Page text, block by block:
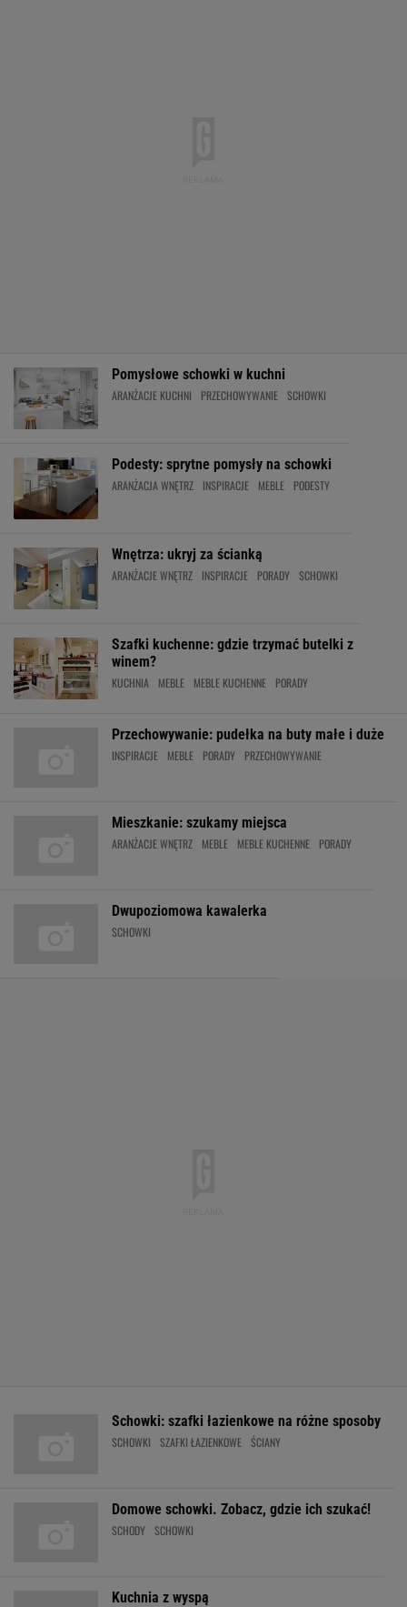
Pomysłowe schowki w kuchni
ARANŻACJE KUCHNI PRZECHOWYWANIE SCHOWKI
Podesty: sprytne pomysły na schowki
ARANŻACJA WNĘTRZ INSPIRACJE MEBLE PODESTY
Wnętrza: ukryj za ścianką
ARANŻACJE WNĘTRZ INSPIRACJE PORADY SCHOWKI
Szafki kuchenne: gdzie trzymać butelki z
winem?
KUCHNIA MEBLE MEBLE KUCHENNE PORADY
Przechowywanie: pudełka na buty małe i duże
INSPIRACJE MEBLE PORADY PRZECHOWYWANIE
Mieszkanie: szukamy miejsca
ARANŻACJE WNĘTRZ MEBLE MEBLE KUCHENNE PORADY
Dwupoziomowa kawalerka
SCHOWKI
Schowki: szafki łazienkowe na różne sposoby
SCHOWKI SZAFKI ŁAZIENKOWE ŚCIANY
Domowe schowki. Zobacz, gdzie ich szukać!
SCHODY SCHOWKI
Kuchnia z wyspą